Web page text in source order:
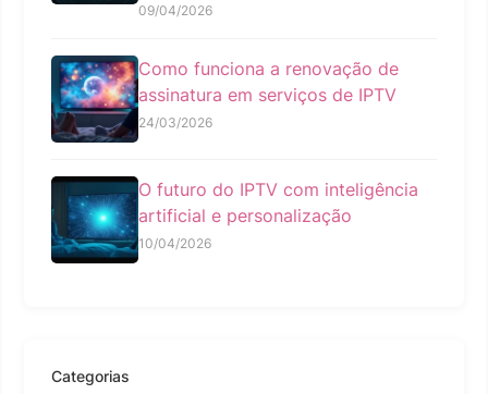
09/04/2026
Como funciona a renovação de
assinatura em serviços de IPTV
24/03/2026
O futuro do IPTV com inteligência
artificial e personalização
10/04/2026
Categorias